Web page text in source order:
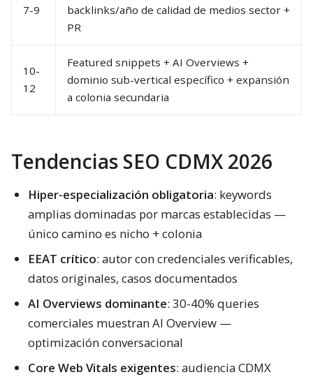
7-9
backlinks/año de calidad de medios sector +
PR
10-
12
Featured snippets + AI Overviews +
dominio sub-vertical específico + expansión
a colonia secundaria
Tendencias SEO CDMX 2026
Hiper-especialización obligatoria: keywords
amplias dominadas por marcas establecidas —
único camino es nicho + colonia
EEAT crítico: autor con credenciales verificables,
datos originales, casos documentados
AI Overviews dominante: 30-40% queries
comerciales muestran AI Overview —
optimización conversacional
Core Web Vitals exigentes: audiencia CDMX